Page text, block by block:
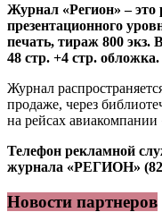
Журнал «Регион» – это
презентационного
печать, тираж 800 экз.
48 стр. +4 стр. обложка.
Журнал
продаже, через
на рейсах
Телефон рекламной
журнала «РЕГИОН»
Новости партнеров